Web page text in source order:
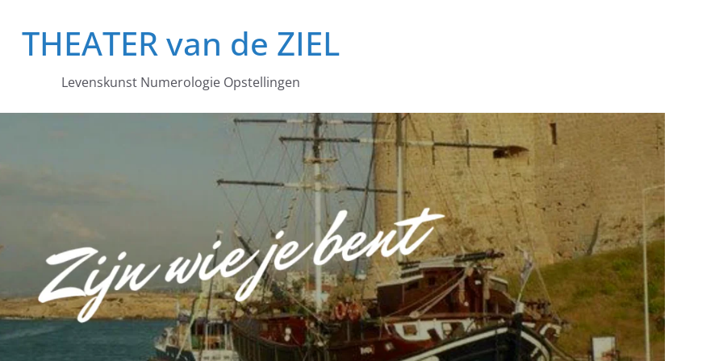
THEATER van de ZIEL
Levenskunst Numerologie Opstellingen